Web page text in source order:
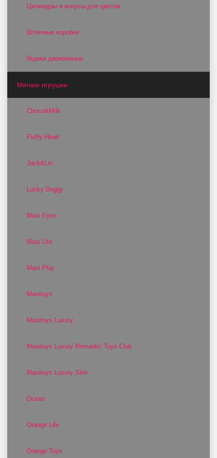
Цилиндры и конусы для цветов
Шляпные коробки
Ящики деревянные
Мягкие игрушки
Choco&Milk
Fluffy Heart
Jack&Lin
Lucky Doggy
Maxi Eyes
Maxi Life
Maxi Play
Maxitoys
Maxitoys Luxury
Maxitoys Luxury Romantic Toys Club
Maxitoys Luxury Slim
Ocean
Orange Life
Orange Toys